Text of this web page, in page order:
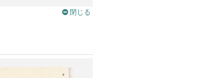
閉じる